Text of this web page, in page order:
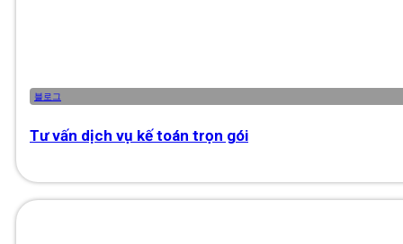
블로그
Tư vấn dịch vụ kế toán trọn gói